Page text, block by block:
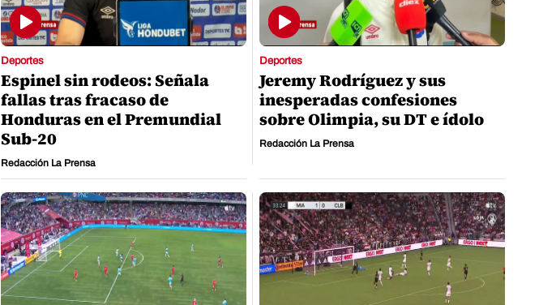
Deportes
Espinel sin rodeos: Señala
fallas tras fracaso de
Honduras en el Premundial
Sub-20
Redacción La Prensa
Deportes
Jeremy Rodríguez y sus
inesperadas confesiones
sobre Olimpia, su DT e ídolo
Redacción La Prensa